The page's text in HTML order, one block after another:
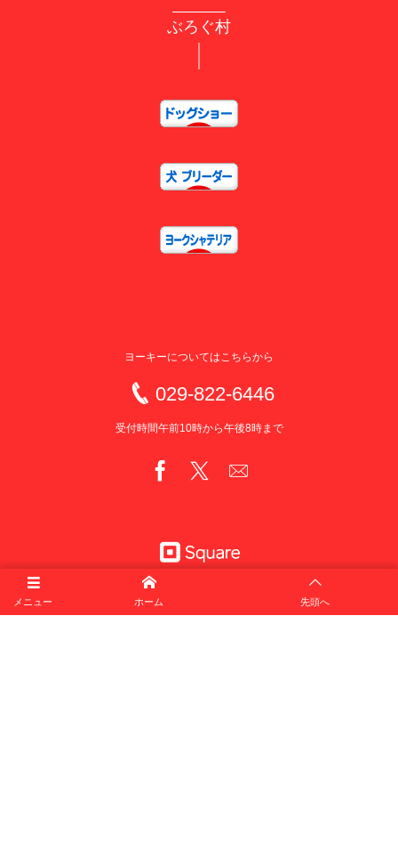
メニュー ホーム 先頭へ
ぶろぐ村
ヨーキーについてはこちらから
029-822-6446
受付時間午前10時から午後8時まで